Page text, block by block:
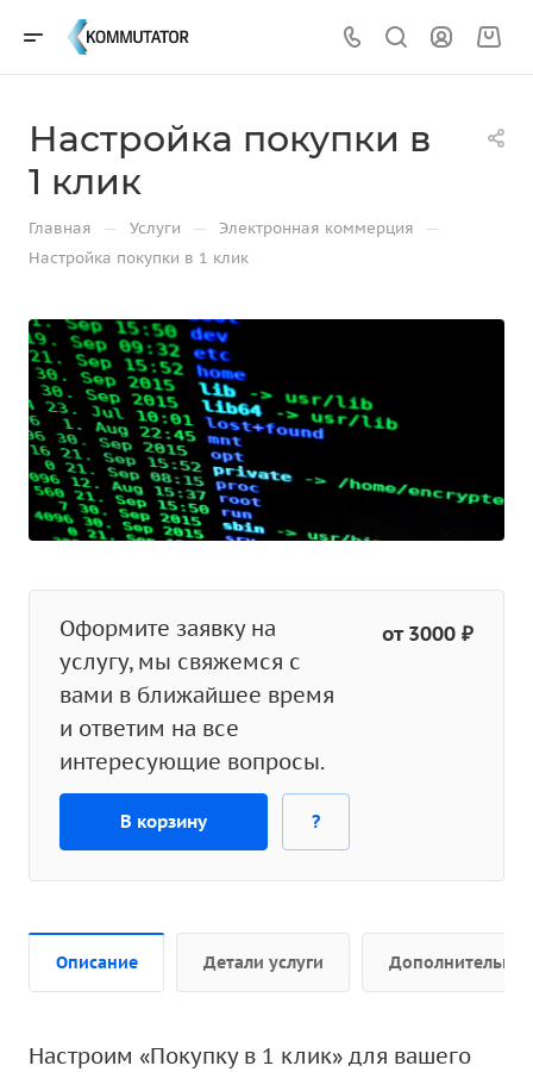
Настройка покупки в
1 клик
Главная — Услуги — Электронная коммерция —
Настройка покупки в 1 клик
Оформите заявку на
услугу, мы свяжемся с
вами в ближайшее время
и ответим на все
интересующие вопросы.
от 3000 ₽
В корзину ?
Описание Детали услуги Дополнительно
Настроим «Покупку в 1 клик» для вашего